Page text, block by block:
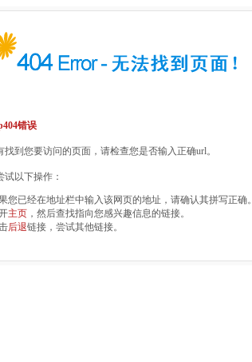
错误
找到您要访问的页面，请检查您是否输入正确url。
试以下操作：
您已经在地址栏中输入该网页的地址，请确认其拼写正确。
主页 ，然后查找指向您感兴趣信息的链接。
后退链接，尝试其他链接。